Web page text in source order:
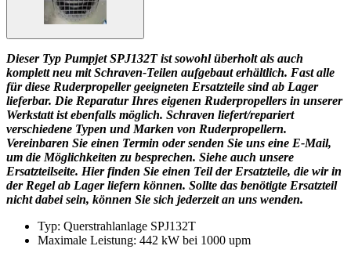
Dieser Typ Pumpjet SPJ132T ist sowohl überholt als auch
komplett neu mit Schraven-Teilen aufgebaut erhältlich. Fast alle
für diese Ruderpropeller geeigneten Ersatzteile sind ab Lager
lieferbar. Die Reparatur Ihres eigenen Ruderpropellers in unserer
Werkstatt ist ebenfalls möglich. Schraven liefert/repariert
verschiedene Typen und Marken von Ruderpropellern.
Vereinbaren Sie einen Termin oder senden Sie uns eine E-Mail,
um die Möglichkeiten zu besprechen. Siehe auch unsere
Ersatzteilseite. Hier finden Sie einen Teil der Ersatzteile, die wir in
der Regel ab Lager liefern können. Sollte das benötigte Ersatzteil
nicht dabei sein, können Sie sich jederzeit an uns wenden.
Typ: Querstrahlanlage SPJ132T
Maximale Leistung: 442 kW bei 1000 upm